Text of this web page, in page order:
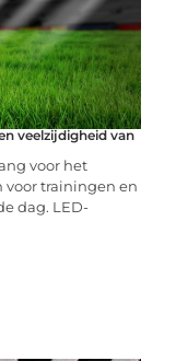
veelzijdigheid van
voor het
trainingen en
dag. LED-